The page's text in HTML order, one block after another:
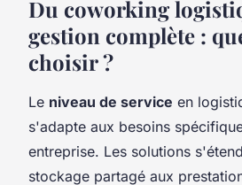
Du coworking
gestion complète :
choisir ?
Le niveau de service en
s'adapte aux besoins
entreprise. Les solutions
stockage partagé aux